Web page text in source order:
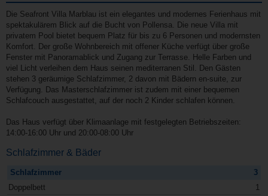
Die Seafront Villa Marblau ist ein elegantes und modernes Ferienhaus mit
spektakulärem Blick auf die Bucht von Pollensa. Die neue Villa mit
privatem Pool bietet bequem Platz für bis zu 6 Personen und modernsten
Komfort. Der große Wohnbereich mit offener Küche verfügt über große
Fenster mit Panoramablick und Zugang zur Terrasse. Helle Farben und
viel Licht verleihen dem Haus seinen mediterranen Stil. Den Gästen
stehen 3 geräumige Schlafzimmer, 2 davon mit Bädern en-suite, zur
Verfügung. Das Masterschlafzimmer ist zudem mit einer bequemen
Schlafcouch ausgestattet, auf der noch 2 Kinder schlafen können.
Das Haus verfügt über Klimaanlage mit festgelegten Betriebszeiten:
14:00-16:00 Uhr und 20:00-08:00 Uhr
Schlafzimmer & Bäder
Schlafzimmer
3
Doppelbett
1